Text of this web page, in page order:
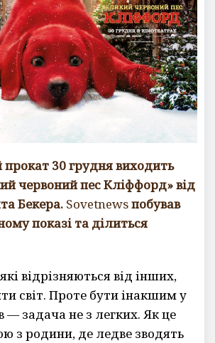
е
н
т
а
р
и
е
в
прокат 30 грудня виходить
червоний пес Кліффорд» від
Бекера. Sovetnewsпобував
показі та ділиться
відрізняються від інших,
світ. Проте бути інакшим у
— задача не з легких. Як це
з родини, де ледве зводять